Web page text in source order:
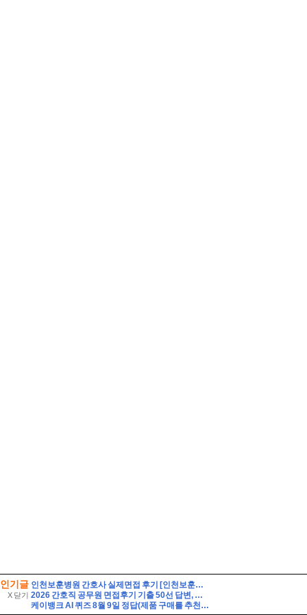
인기글
X 닫기
인천보훈병원 간호사 실제면접 후기 [인천보훈병원 간호사 면접 기출 및 모범 답변 60선과 인천보훈병원 간호사 면접 지원 8인의 후기] 필수 직무상식 및 정보 30선 수록 - Hap
2026 간호직 공무원 면접후기 기출 50선 답변, 실제 면접 8인의 후기 - 해피썸
케이뱅크 AI 퀴즈 8월 9일 정답(제품 구매를 추천하는 대신, 제품의 단점까지 솔직하게 리뷰하여 과소비를 경계하는 인플루언서 유형은?)